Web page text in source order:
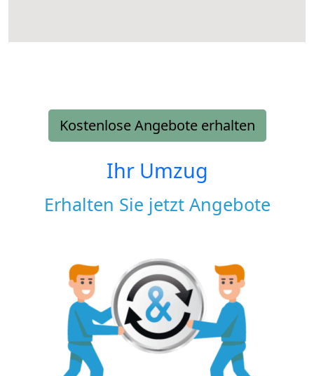
Kostenlose Angebote erhalten
Ihr Umzug
Erhalten Sie jetzt Angebote